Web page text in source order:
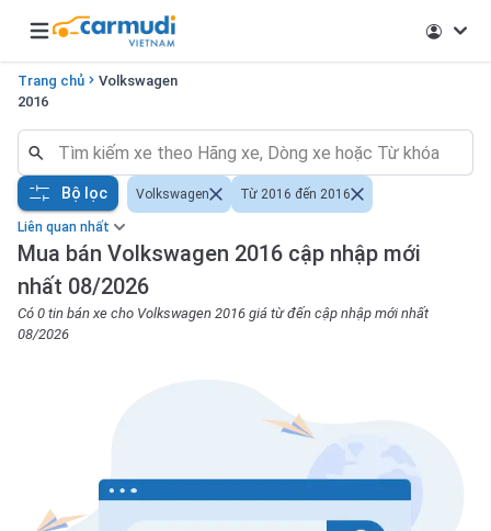
Open main menu
Trang chủ
Volkswagen
2016
Liên quan nhất
Mua bán Volkswagen 2016 cập nhập mới
nhất 08/2026
Có 0 tin bán xe cho Volkswagen 2016 giá từ đến cập nhập mới nhất
08/2026
Bộ lọc Volkswagen Từ 2016 đến 2016